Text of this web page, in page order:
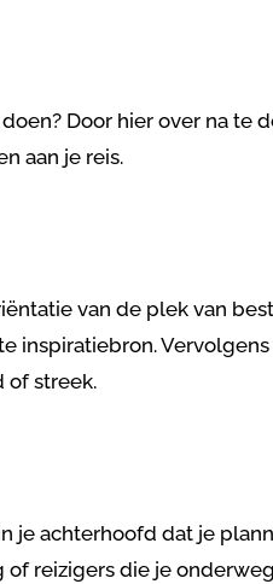
Door hier over na te
aan je reis.
van de plek van
inspiratiebron.
of streek.
je achterhoofd dat je
of reizigers die je